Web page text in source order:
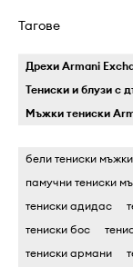
Тагове
Дрехи Armani
Тениски и блузи с
Мъжки тениски
бели тениски мъжки
памучни тениски
тениски адидас
тениски бос
тениски армани